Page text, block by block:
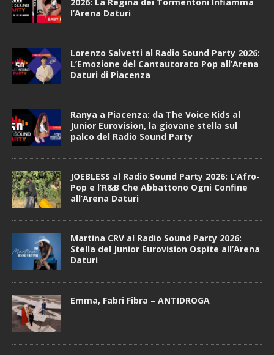
l’Arena Daturi
Lorenzo Salvetti al Radio Sound Party 2026:
L’Emozione del Cantautorato Pop all’Arena
Daturi di Piacenza
Ranya a Piacenza: da The Voice Kids al
Junior Eurovision, la giovane stella sul
palco del Radio Sound Party
JOEBLESS al Radio Sound Party 2026: L’Afro-
Pop e l’R&B Che Abbattono Ogni Confine
all’Arena Daturi
Martina CRV al Radio Sound Party 2026:
Stella del Junior Eurovision Ospite all’Arena
Daturi
Emma, Fabri Fibra – ANTIDROGA